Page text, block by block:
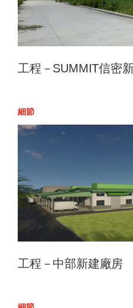
工程－SUMMIT信密
細節
工程－中部新建廠房